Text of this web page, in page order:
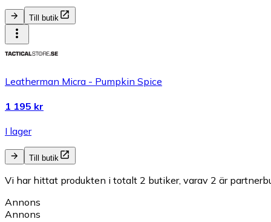
Till butik
Leatherman Micra - Pumpkin Spice
1 195 kr
I lager
Till butik
Vi har hittat produkten i totalt 2 butiker, varav 2 är
Annons
Annons